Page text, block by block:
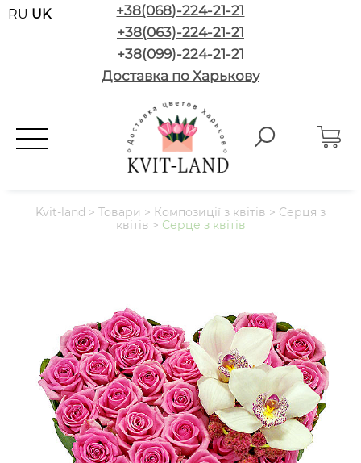
RU UK
+38(068)-224-21-21
+38(063)-224-21-21
+38(099)-224-21-21
Доставка по Харькову
Kvit-land > Товари > Композиції з квітів > Серця з
квітів > Серце з квітів